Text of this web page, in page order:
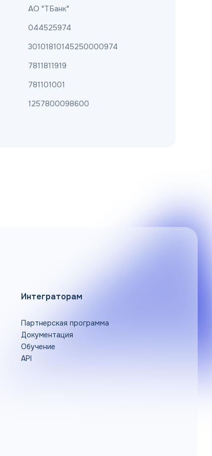
АО "ТБанк"
044525974
30101810145250000974
7811811919
781101001
1257800098600
Интеграторам
Партнерская программа
Документация
Обучение
API